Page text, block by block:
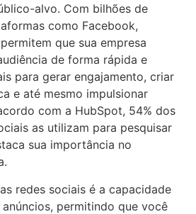
alvo. Com bilhões de
como Facebook,
que sua empresa
de forma rápida e
para gerar engajamento, criar
e até mesmo impulsionar
com a HubSpot, 54% dos
as utilizam para pesquisar
sua importância no
redes sociais é a capacidade
permitindo que você